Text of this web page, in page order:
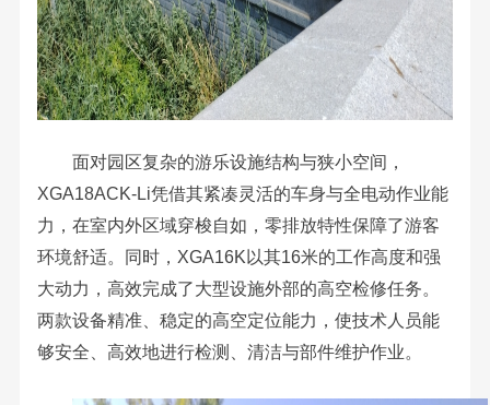
面对园区复杂的游乐设施结构与狭小空间，
XGA18ACK-Li凭借其紧凑灵活的车身与全电动作业能
力，在室内外区域穿梭自如，零排放特性保障了游客
环境舒适。同时，XGA16K以其16米的工作高度和强
大动力，高效完成了大型设施外部的高空检修任务。
两款设备精准、稳定的高空定位能力，使技术人员能
够安全、高效地进行检测、清洁与部件维护作业。